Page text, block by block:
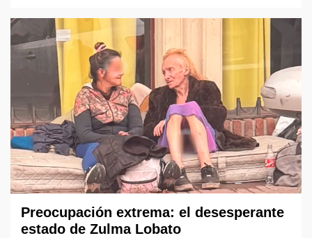
Preocupación extrema: el desesperante
estado de Zulma Lobato